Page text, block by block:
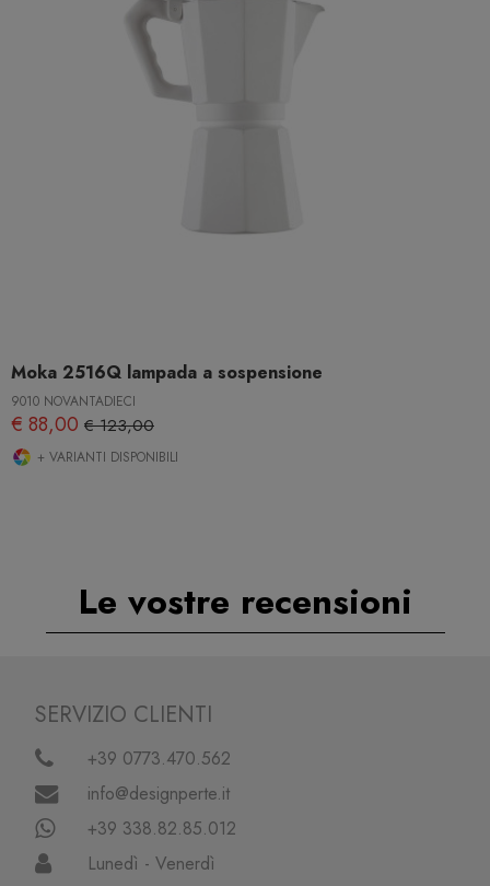
Moka 2516Q lampada a sospensione
9010 NOVANTADIECI
€ 88,00 € 123,00
+ VARIANTI DISPONIBILI
Le vostre recensioni
SERVIZIO CLIENTI
+39 0773.470.562
info@designperte.it
+39 338.82.85.012
Lunedì - Venerdì